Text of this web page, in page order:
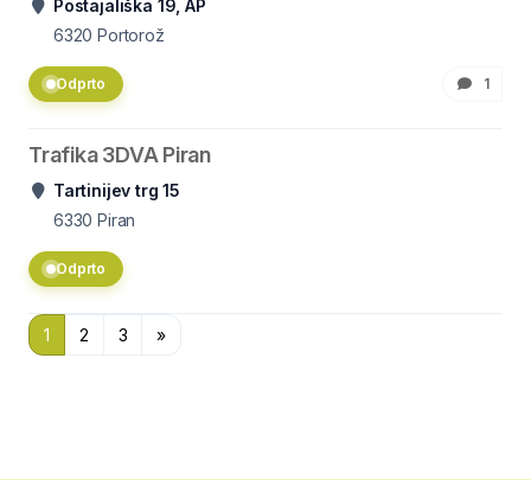
Postajališka 19, AP
6320 Portorož
Odprto 1
Trafika 3DVA Piran
Tartinijev trg 15
6330 Piran
Odprto
1 2 3 »